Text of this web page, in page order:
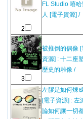
2
FL Studio 嘻
人 [電子資源] /
3
被推倒的偶像 [
資源] : 十二座
歷史的雕像 /
左膠是如何煉
[電子資源] : 左
論如何讓一切